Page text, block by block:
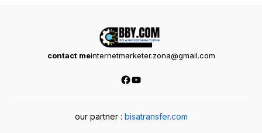
contact meinternetmarketer.zona@gmail.com
Facebook
YouTube
our partner : bisatransfer.com